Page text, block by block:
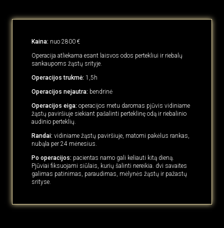
Kaina: nuo 2800 €
Operacija atliekama esant laisvos odos pertekliui ir riebalų
sankaupoms žąstų srityje.
Operacijos trukmė: 1,5h
Operacijos nejautra: bendrinė
Operacijos eiga: operacijos metu daromas pjūvis vidiniame
žąstų paviršiuje siekiant pašalinti perteklinę odą ir riebalinio
audinio perteklių.
Randai: vidiniame žąstų paviršiuje, matomi pakėlus rankas,
nubąla per 24 mėnesius.
Po operacijos: pacientas namo gali keliauti kitą dieną.
Pjūviai fiksuojami siūlais, kurių šalinti nereikia. dvi savaites
galimas patinimas, paraudimas, mėlynės žąstų ir pažastų
srityse.